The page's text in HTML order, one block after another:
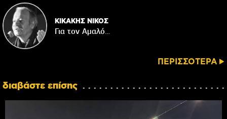
ΚΙΚΑΚΗΣ ΝΙΚΟΣ
Για τον Αμαλό…
ΠΕΡΙΣΣΟΤΕΡΑ
διαβάστε επίσης